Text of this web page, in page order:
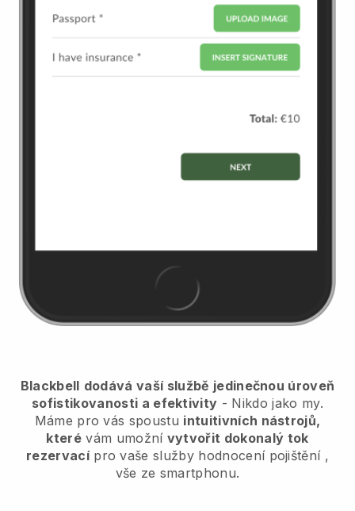
Blackbell dodává vaší službě jedinečnou úroveň
sofistikovanosti a efektivity - Nikdo jako my.
Máme pro vás spoustu intuitivních nástrojů,
které vám umožní vytvořit dokonalý tok
rezervací pro vaše služby hodnocení pojištění,
vše ze smartphonu.